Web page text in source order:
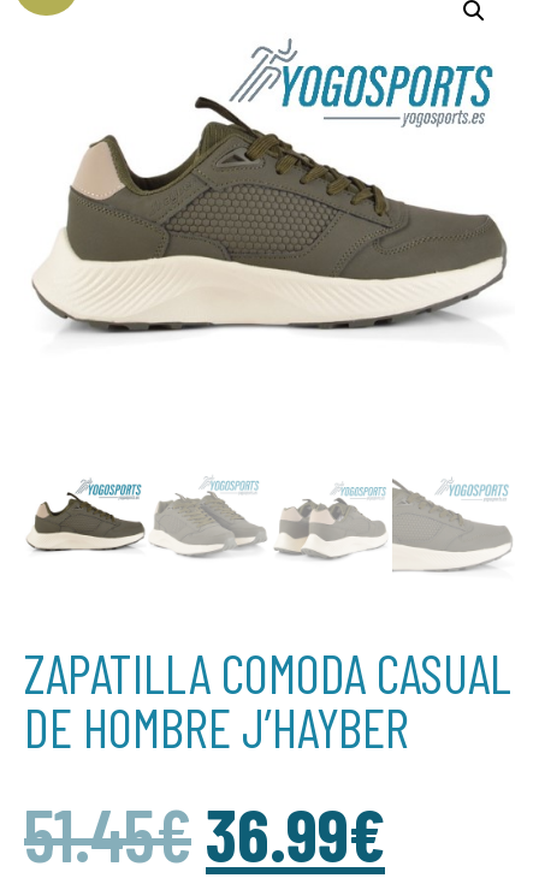
ZAPATILLA COMODA CASUAL
DE HOMBRE J’HAYBER
51.45€36.99€